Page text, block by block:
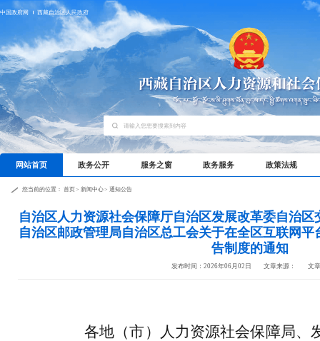
中国政府网 西藏自治区人民政府
网站首页 政务公开 服务之窗 政务服务 政策法规
您当前的位置： 首页> 新闻中心> 通知公告
自治区人力资源社会保障厅自治区发展改革委自治
自治区邮政管理局自治区总工会关于在全区互联网
告制度的通知
发布时间：2026年06月02日 文章来源： 文
各地（市）人力资源社会保障局、